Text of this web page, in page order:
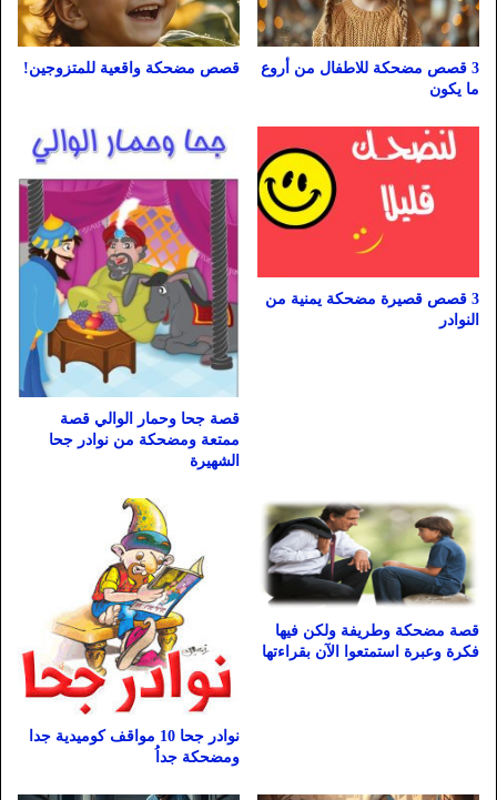
3 قصص مضحكة للاطفال من أروع
ما يكون
قصص مضحكة واقعية للمتزوجين!
3 قصص قصيرة مضحكة يمنية من
النوادر
قصة جحا وحمار الوالي قصة
ممتعة ومضحكة من نوادر جحا
الشهيرة
قصة مضحكة وطريفة ولكن فيها
فكرة وعبرة استمتعوا الآن بقراءتها
نوادر جحا 10 مواقف كوميدية جدا
ومضحكة جداُ